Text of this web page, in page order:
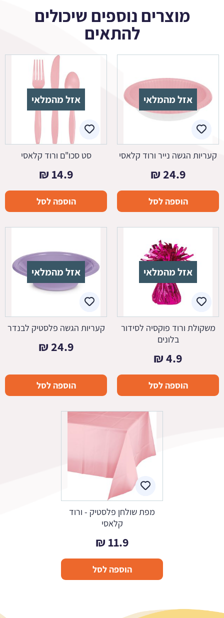
מוצרים נוספים שיכולים
להתאים
אזל מהמלאי
קעריות הגשה נייר ורוד קלאסי
24.9
₪
הוספה לסל
אזל מהמלאי
סט סכו"ם ורוד קלאסי
14.9
₪
הוספה לסל
אזל מהמלאי
משקולת ורוד פוקסיה לסידור
בלונים
4.9
₪
הוספה לסל
אזל מהמלאי
קעריות הגשה פלסטיק לבנדר
24.9
₪
הוספה לסל
מפת שולחן פלסטיק - ורוד
קלאסי
11.9
₪
הוספה לסל